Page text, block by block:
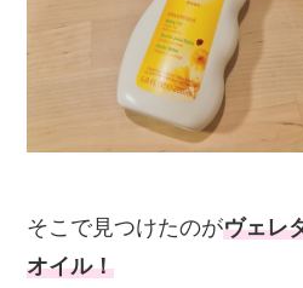
そこで見つけたのがヴェレ
オイル！